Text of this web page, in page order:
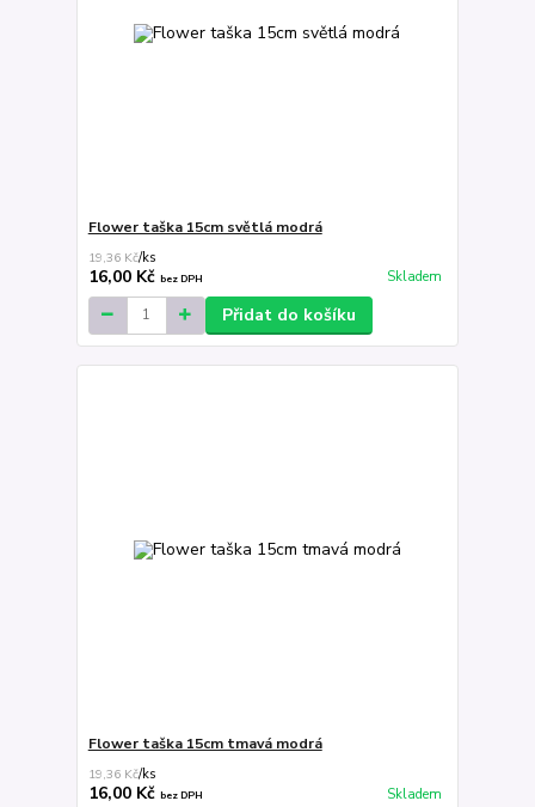
Flower taška 15cm světlá modrá
19,36 Kč/ks
16,00 Kč bez DPH Skladem
Přidat do košíku
Flower taška 15cm tmavá modrá
19,36 Kč/ks
16,00 Kč bez DPH Skladem